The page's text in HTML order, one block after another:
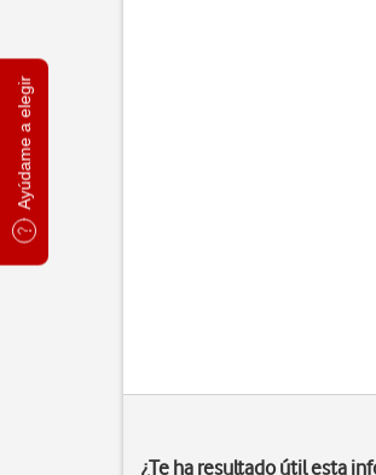
Ayúdame a elegir
¿Te ha resultado útil esta